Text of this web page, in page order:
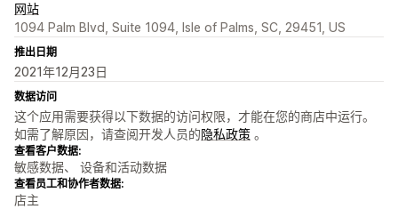
网站
1094 Palm Blvd, Suite 1094, Isle of Palms, SC, 29451, US
推出日期
2021年12月23日
数据访问
这个应用需要获得以下数据的访问权限，才能在您的商店中运行。
如需了解原因，请查阅开发人员的隐私政策 。
查看客户数据:
敏感数据、 设备和活动数据
查看员工和协作者数据:
店主